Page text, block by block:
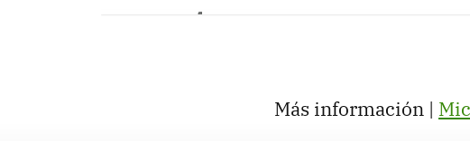
Más información |